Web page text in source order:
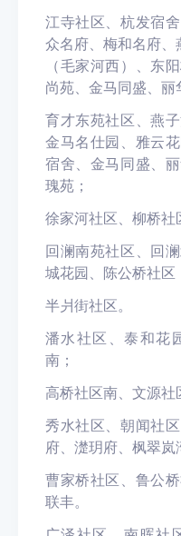
江寺社区、杭发宿
众名府、梅和名府
（毛家河西）、东
尚苑、金马同盛、丽
育才东苑社区、燕
金马名仕园、雅云
宿舍、金马同盛、
瑰苑；
徐家河社区、柳桥社
回澜南苑社区、回
城花园、陈公桥社区
半爿街社区。
潘水社区、泰和花
南；
高桥社区南、文源社
秀水社区、朝闻社
府、濋玥府、枫翠岚
曹家桥社区、鲁公
联丰。